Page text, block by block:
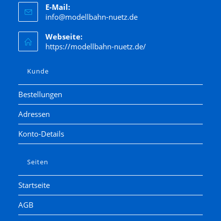
Jägerndorfer
Kato
Kibri
Kress
Lenz
LGB
Liliput
Lima
Lorenz
luetke modellarchitektur
Märklin
Marks
Matchbox
Minitrix
E-Mail:
info@modellbahn-nuetz.de
Webseite:
https://modellbahn-nuetz.de/
Kunde
Bestellungen
Adressen
Konto-Details
Seiten
Startseite
AGB